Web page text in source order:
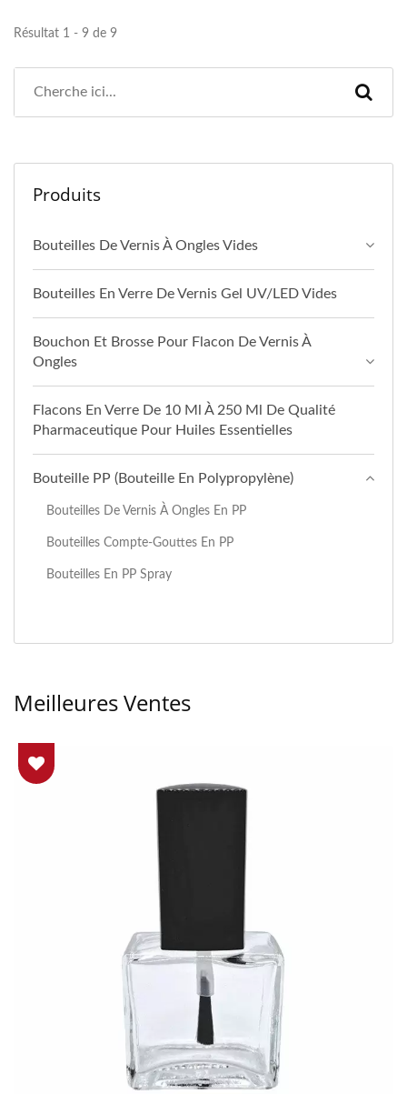
Résultat 1 - 9 de 9
Produits
Bouteilles De Vernis À Ongles Vides
Bouteilles En Verre De Vernis Gel UV/LED Vides
Bouchon Et Brosse Pour Flacon De Vernis À
Ongles
Flacons En Verre De 10 Ml À 250 Ml De Qualité
Pharmaceutique Pour Huiles Essentielles
Bouteille PP (Bouteille En Polypropylène)
Bouteilles De Vernis À Ongles En PP
Bouteilles Compte-Gouttes En PP
Bouteilles En PP Spray
Meilleures Ventes